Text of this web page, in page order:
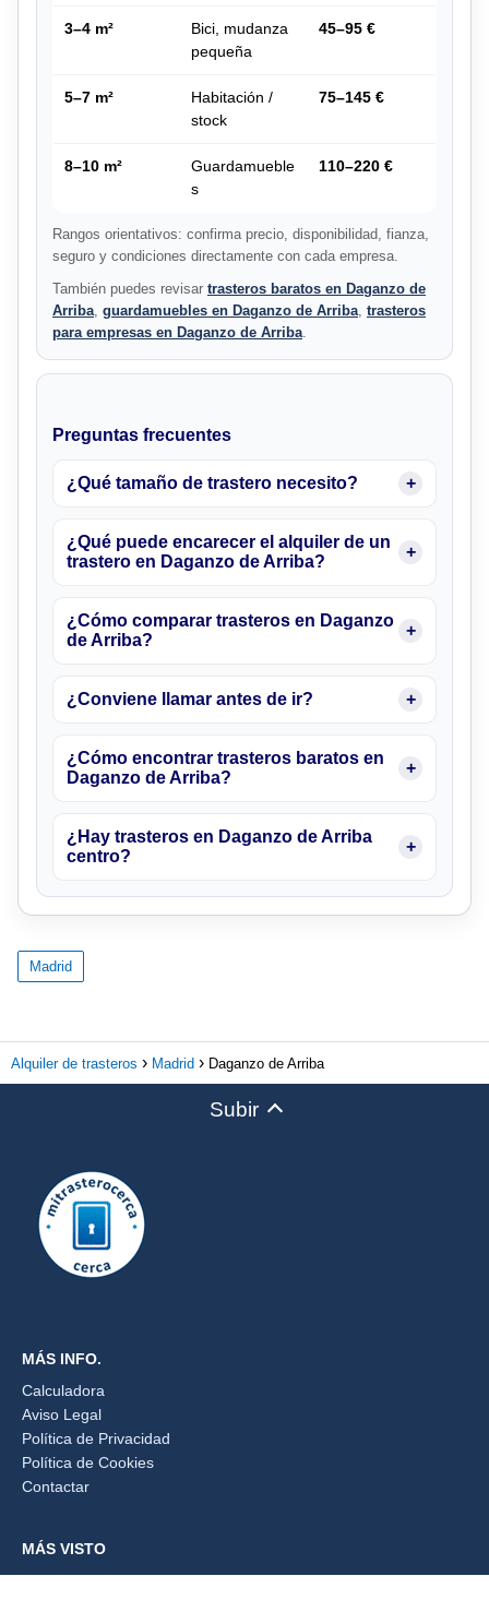
3–4 m²
Bici, mudanza
pequeña
45–95 €
5–7 m²
Habitación /
stock
75–145 €
8–10 m²
Guardamueble
s
110–220 €
Rangos orientativos: confirma precio, disponibilidad, fianza,
seguro y condiciones directamente con cada empresa.
También puedes revisar trasteros baratos en Daganzo de
Arriba, guardamuebles en Daganzo de Arriba, trasteros
para empresas en Daganzo de Arriba.
Preguntas frecuentes
¿Qué tamaño de trastero necesito?
¿Qué puede encarecer el alquiler de un
trastero en Daganzo de Arriba?
¿Cómo comparar trasteros en Daganzo
de Arriba?
¿Conviene llamar antes de ir?
¿Cómo encontrar trasteros baratos en
Daganzo de Arriba?
¿Hay trasteros en Daganzo de Arriba
centro?
Madrid
Alquiler de trasteros Madrid Daganzo de Arriba
Subir
MÁS INFO.
Calculadora
Aviso Legal
Política de Privacidad
Política de Cookies
Contactar
MÁS VISTO